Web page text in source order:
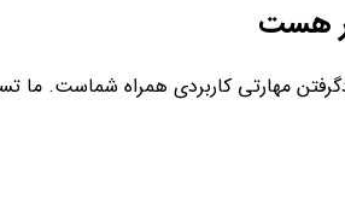
هست
مهارتی کاربردی همراه شماست. ما